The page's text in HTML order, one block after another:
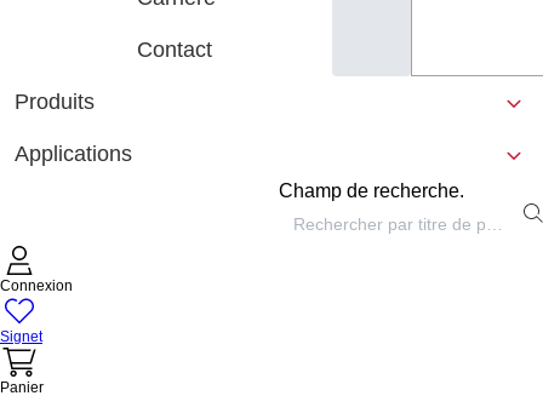
Contact
Produits
Applications
Champ de recherche.
Connexion
Signet
Panier